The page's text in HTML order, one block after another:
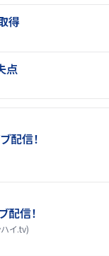
得
点
配信！
配信！
イ.tv)